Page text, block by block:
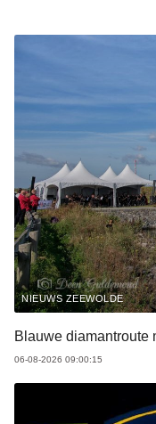
NIEUWS ZEEWOLDE
Blauwe diamantroute
06-08-2026 09:00:15